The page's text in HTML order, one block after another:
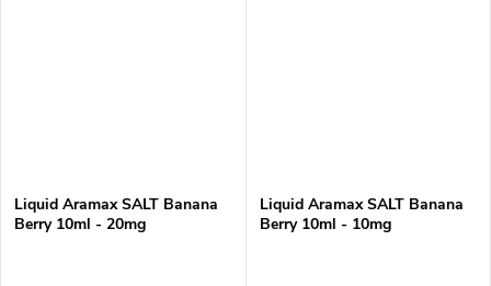
Liquid Aramax SALT Banana
Berry 10ml - 20mg
Liquid Aramax SALT Banana
Berry 10ml - 10mg